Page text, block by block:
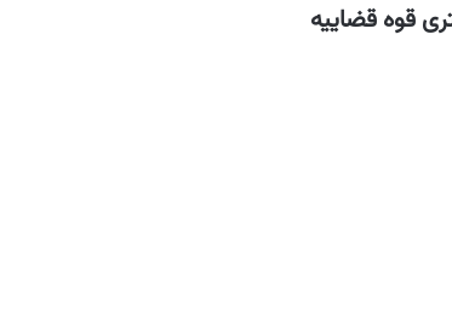
قوه قضاییه